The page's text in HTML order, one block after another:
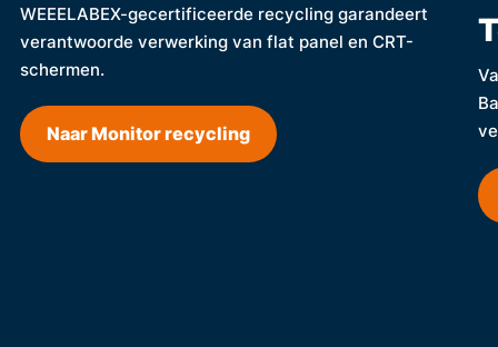
WEEELABEX-gecertificeerde recycling garandeert
verantwoorde verwerking van flat panel en CRT-
schermen.
Naar Monitor recycling